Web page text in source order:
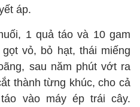
áp.
1 quả táo và 10 gam
vỏ, bỏ hạt, thái miếng
sau năm phút vớt ra
thành từng khúc, cho cả
vào máy ép trái cây.